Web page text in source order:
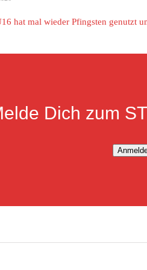
hat mal wieder Pfingsten genutzt
Dich zum